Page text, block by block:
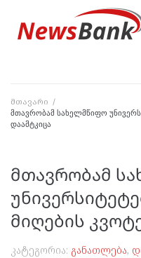
მთავარი /
მთავრობამ სახელმწიფო
დაამტკიცა
მთავრობამ
მიღების
კატეგორია: განათლება,